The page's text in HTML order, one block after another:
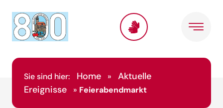
Sie sind hier: Home »
Aktuelle
Ereignisse
» Feierabendmarkt